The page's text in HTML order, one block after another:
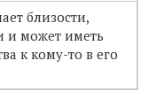
близости,
и может иметь
к кому-то в его